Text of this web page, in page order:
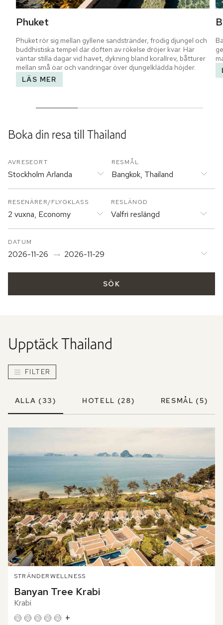
Phuket
Phuket rör sig mellan gyllene sandstränder, frodig djungel och
buddhistiska tempel där doften av rökelse dröjer kvar. Här
väntar stilla dagar vid havet, dykning bland korallrev, båtturer
mellan små öar och vandringar över djungelklädda höjder.
LÄS MER
Boka din resa till Thailand
AVRESEORT
Stockholm Arlanda
RESMÅL
Bangkok, Thailand
RESLÄNGD
Valfri reslängd
DATUM
2026-11-26 2026-11-29
RESENÄRER/FLYGKLASS
2 vuxna, Economy
SÖK
UpptäckThailand
FILTER
ALLA (33) HOTELL (28) RESMÅL (5)
STRÄNDERWELLNESS
Banyan Tree Krabi
Krabi
+